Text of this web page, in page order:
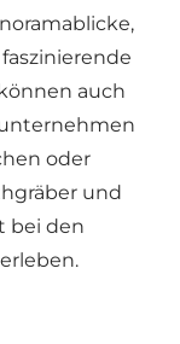
auch
oder
und
bei den
erleben.